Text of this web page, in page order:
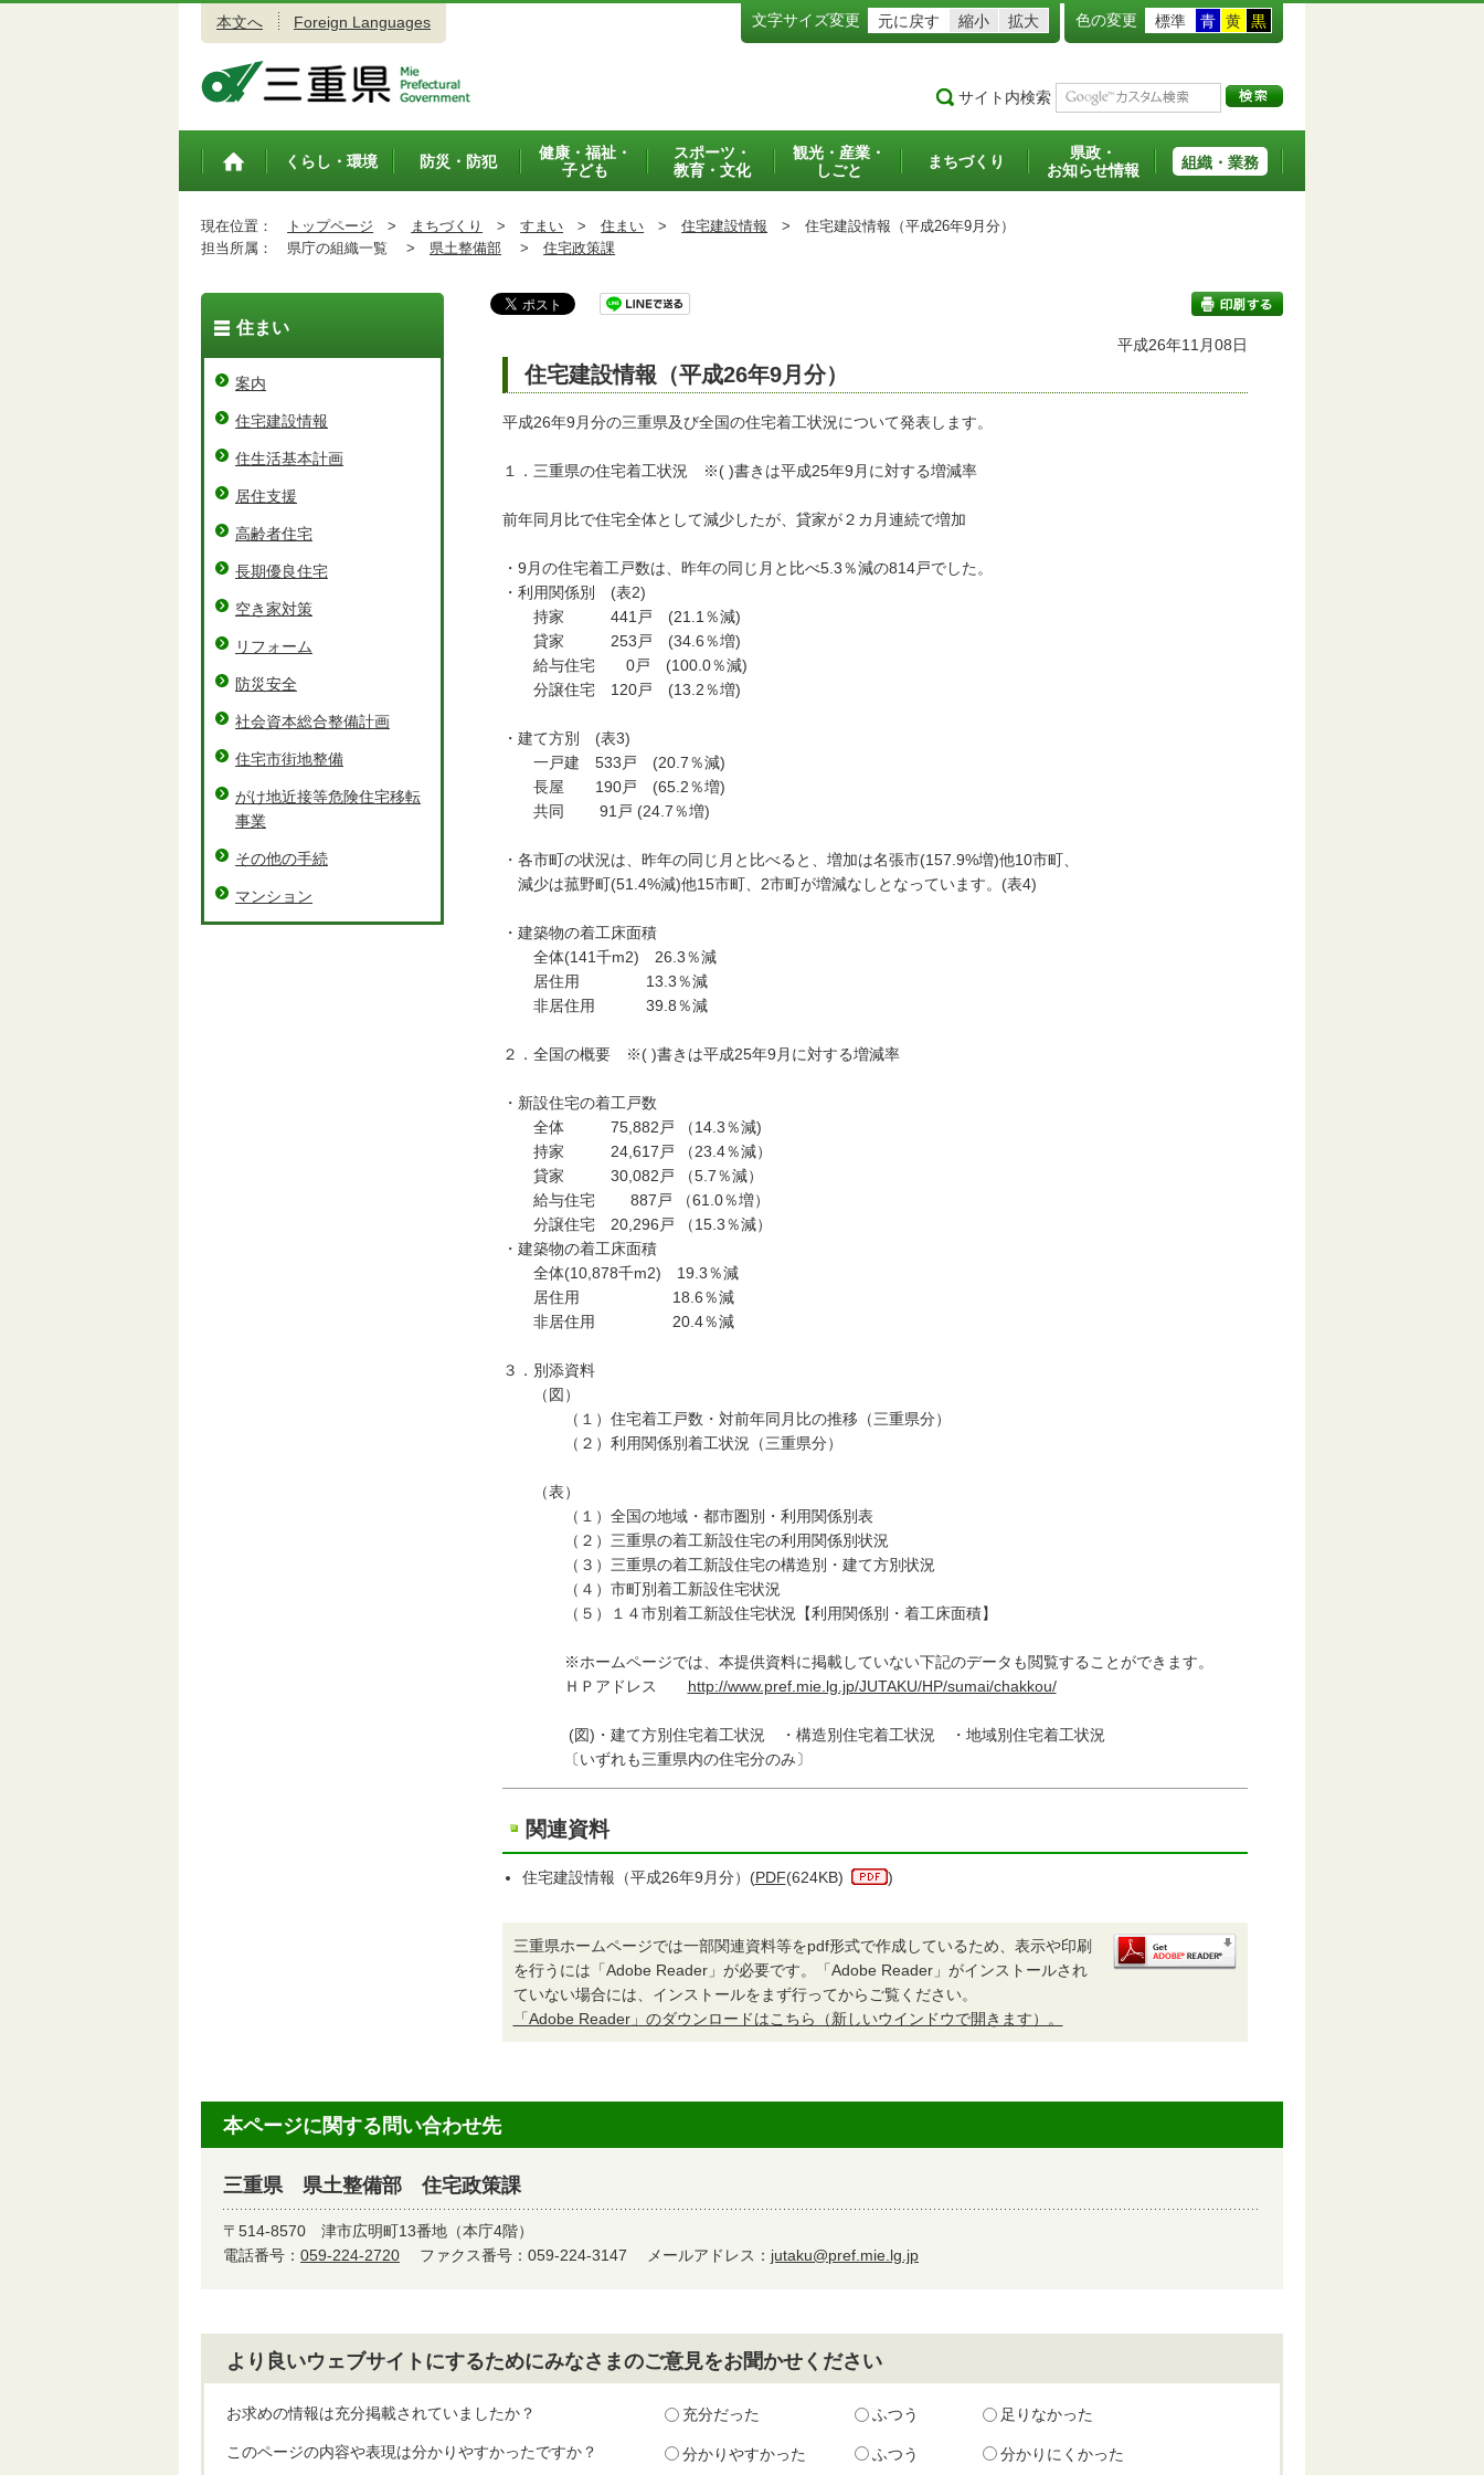
本文へ Foreign Languages 文字サイズ変更 元に戻す 縮小 拡大 色の変更 標準 青 黄 黒
サイト内検索
トップペ
くらし・環境 防災・防犯
健康・福祉・
子ども
スポーツ・
教育・文化
観光・産業・
しごと
まちづくり
県政・
お知らせ情報
組織・業務
現在位置： トップページ > まちづくり > すまい > 住まい > 住宅建設情報 > 住宅建設情報（平成26年9月分）
担当所属：
県庁の組織一覧 > 県土整備部 > 住宅政策課
印刷する
平成26年11月08日
住宅建設情報（平成26年9月分）
平成26年9月分の三重県及び全国の住宅着工状況について発表します。
１．三重県の住宅着工状況 ※( )書きは平成25年9月に対する増減率
前年同月比で住宅全体として減少したが、貸家が２カ月連続で増加
・9月の住宅着工戸数は、昨年の同じ月と比べ5.3％減の814戸でした。
・利用関係別 (表2)
持家 441戸 (21.1％減)
貸家 253戸 (34.6％増)
給与住宅 0戸 (100.0％減)
分譲住宅 120戸 (13.2％増)
・建て方別 (表3)
一戸建 533戸 (20.7％減)
長屋 190戸 (65.2％増)
共同 91戸 (24.7％増)
・各市町の状況は、昨年の同じ月と比べると、増加は名張市(157.9%増)他10市町、
減少は菰野町(51.4%減)他15市町、2市町が増減なしとなっています。(表4)
・建築物の着工床面積
全体(141千m2) 26.3％減
居住用 13.3％減
非居住用 39.8％減
２．全国の概要 ※( )書きは平成25年9月に対する増減率
・新設住宅の着工戸数
全体 75,882戸 （14.3％減)
持家 24,617戸 （23.4％減）
貸家 30,082戸 （5.7％減）
給与住宅 887戸 （61.0％増）
分譲住宅 20,296戸 （15.3％減）
・建築物の着工床面積
全体(10,878千m2) 19.3％減
居住用 18.6％減
非居住用 20.4％減
３．別添資料
（図）
（１）住宅着工戸数・対前年同月比の推移（三重県分）
（２）利用関係別着工状況（三重県分）
（表）
（１）全国の地域・都市圏別・利用関係別表
（２）三重県の着工新設住宅の利用関係別状況
（３）三重県の着工新設住宅の構造別・建て方別状況
（４）市町別着工新設住宅状況
（５）１４市別着工新設住宅状況【利用関係別・着工床面積】
※ホームページでは、本提供資料に掲載していない下記のデータも閲覧することができます。
ＨＰアドレス http://www.pref.mie.lg.jp/JUTAKU/HP/sumai/chakkou/
(図)・建て方別住宅着工状況 ・構造別住宅着工状況 ・地域別住宅着工状況
〔いずれも三重県内の住宅分のみ〕
関連資料
住宅建設情報（平成26年9月分）(PDF(624KB) )
三重県ホームページでは一部関連資料等をpdf形式で作成しているため、表示や印刷
を行うには「Adobe Reader」が必要です。「Adobe Reader」がインストールされ
ていない場合には、インストールをまず行ってからご覧ください。
「Adobe Reader」のダウンロードはこちら（新しいウインドウで開きます）。
住まい
案内
住宅建設情報
住生活基本計画
居住支援
高齢者住宅
長期優良住宅
空き家対策
リフォーム
防災安全
社会資本総合整備計画
住宅市街地整備
がけ地近接等危険住宅移転
事業
その他の手続
マンション
本ページに関する問い合わせ先
三重県 県土整備部 住宅政策課
〒514-8570 津市広明町13番地（本庁4階）
電話番号： 059-224-2720 ファクス番号：059-224-3147 メールアドレス： jutaku@pref.mie.lg.jp
より良いウェブサイトにするためにみなさまのご意見をお聞かせください
お求めの情報は充分掲載されていましたか？ 充分だった ふつう 足りなかった
このページの内容や表現は分かりやすかったですか？ 分かりやすかった ふつう 分かりにくかった